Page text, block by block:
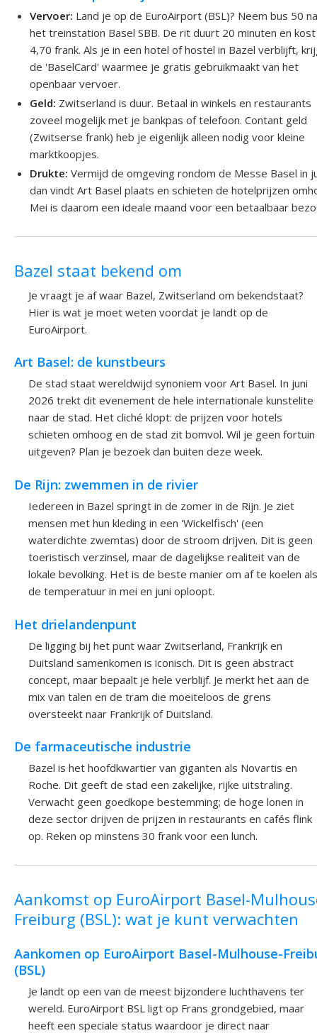
Vervoer: Land je op de EuroAirport (BSL)? Neem bus 50
het treinstation Basel SBB. De rit duurt 20 minuten en kost
4,70 frank. Als je in een hotel of hostel in Bazel verblijft,
de 'BaselCard' waarmee je gratis gebruikmaakt van het
openbaar vervoer.
Geld: Zwitserland is duur. Betaal in winkels en restaurants
zoveel mogelijk met je bankpas of telefoon. Contant geld
(Zwitserse frank) heb je eigenlijk alleen nodig voor kleine
marktkoopjes.
Drukte: Vermijd de omgeving rondom de Messe Basel in
dan vindt Art Basel plaats en schieten de hotelprijzen
Mei is daarom een ideale maand voor een betaalbaar
Bazel staat bekend om
Je vraagt je af waar Bazel, Zwitserland om bekendstaat?
Hier is wat je moet weten voordat je landt op de
EuroAirport.
Art Basel: de kunstbeurs
De stad staat wereldwijd synoniem voor Art Basel. In juni
2026 trekt dit evenement de hele internationale kunstelite
naar de stad. Het cliché klopt: de prijzen voor hotels
schieten omhoog en de stad zit bomvol. Wil je geen fortuin
uitgeven? Plan je bezoek dan buiten deze week.
De Rijn: zwemmen in de rivier
Iedereen in Bazel springt in de zomer in de Rijn. Je ziet
mensen met hun kleding in een 'Wickelfisch' (een
waterdichte zwemtas) door de stroom drijven. Dit is geen
toeristisch verzinsel, maar de dagelijkse realiteit van de
lokale bevolking. Het is de beste manier om af te koelen als
de temperatuur in mei en juni oploopt.
Het drielandenpunt
De ligging bij het punt waar Zwitserland, Frankrijk en
Duitsland samenkomen is iconisch. Dit is geen abstract
concept, maar bepaalt je hele verblijf. Je merkt het aan de
mix van talen en de tram die moeiteloos de grens
oversteekt naar Frankrijk of Duitsland.
De farmaceutische industrie
Bazel is het hoofdkwartier van giganten als Novartis en
Roche. Dit geeft de stad een zakelijke, rijke uitstraling.
Verwacht geen goedkope bestemming; de hoge lonen in
deze sector drijven de prijzen in restaurants en cafés flink
op. Reken op minstens 30 frank voor een lunch.
Aankomst op EuroAirport Basel-
Freiburg (BSL): wat je kunt verwachten
Aankomen op EuroAirport Basel-Mulhouse-
(BSL)
Je landt op een van de meest bijzondere luchthavens ter
wereld. EuroAirport BSL ligt op Frans grondgebied, maar
heeft een speciale status waardoor je direct naar